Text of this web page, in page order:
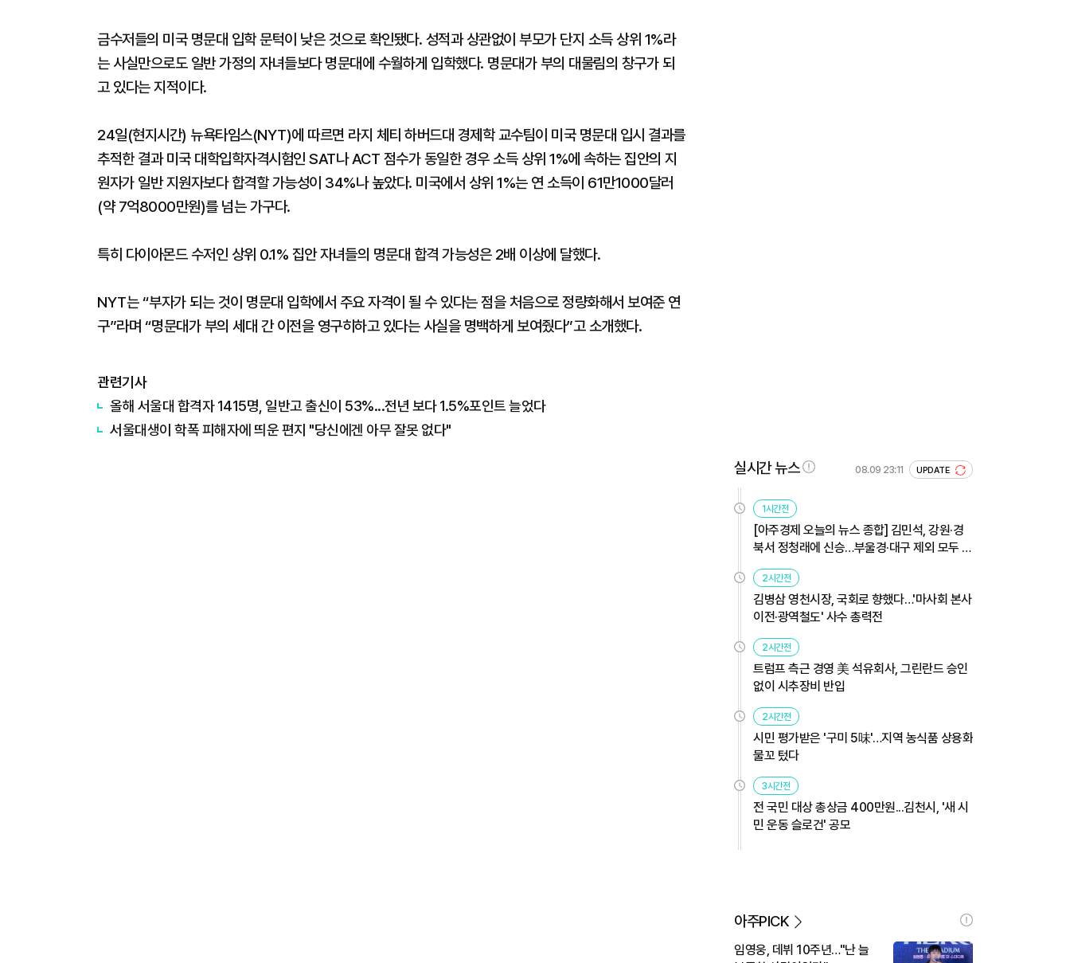
금수저들의 미국 명문대 입학 문턱이 낮은 것으로 확인됐다. 성적과 상관없이 부모가 단지 소득 상위 1%라
는 사실만으로도 일반 가정의 자녀들보다 명문대에 수월하게 입학했다. 명문대가 부의 대물림의 창구가 되
고 있다는 지적이다.
24일(현지시간) 뉴욕타임스(NYT)에 따르면 라지 체티 하버드대 경제학 교수팀이 미국 명문대 입시 결과를
추적한 결과 미국 대학입학자격시험인 SAT나 ACT 점수가 동일한 경우 소득 상위 1%에 속하는 집안의 지
원자가 일반 지원자보다 합격할 가능성이 34%나 높았다. 미국에서 상위 1%는 연 소득이 61만1000달러
(약 7억8000만원)를 넘는 가구다.
특히 다이아몬드 수저인 상위 0.1% 집안 자녀들의 명문대 합격 가능성은 2배 이상에 달했다.
NYT는 “부자가 되는 것이 명문대 입학에서 주요 자격이 될 수 있다는 점을 처음으로 정량화해서 보여준 연
구”라며 “명문대가 부의 세대 간 이전을 영구히하고 있다는 사실을 명백하게 보여줬다”고 소개했다.
관련기사
올해 서울대 합격자 1415명, 일반고 출신이 53%...전년 보다 1.5%포인트 늘었다
서울대생이 학폭 피해자에 띄운 편지 "당신에겐 아무 잘못 없다"
실시간 뉴스 08.09 23:11 UPDATE
1시간전
[아주경제 오늘의 뉴스 종합] 김민석, 강원·경
북서 정청래에 신승…부울경·대구 제외 모두 웃
었다 外
2시간전
김병삼 영천시장, 국회로 향했다…'마사회 본사
이전·광역철도' 사수 총력전
2시간전
트럼프 측근 경영 美 석유회사, 그린란드 승인
없이 시추장비 반입
2시간전
시민 평가받은 '구미 5味'…지역 농식품 상용화
물꼬 텄다
3시간전
전 국민 대상 총상금 400만원...김천시, '새 시
민 운동 슬로건' 공모
아주PICK
임영웅, 데뷔 10주년…"난 늘